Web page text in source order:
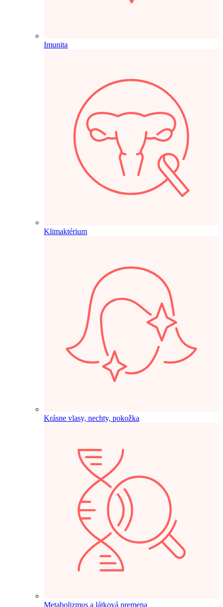
Imunita
Klimaktérium
Krásne vlasy, nechty, pokožka
Metabolizmus a látková premena